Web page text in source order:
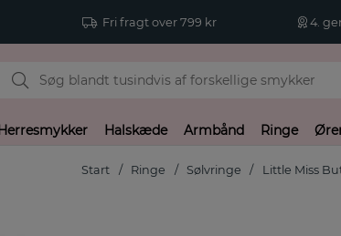
Fri fragt over 799 kr 4.
Herresmykker Halskæde Armbånd Ringe
Start Ringe Sølvringe Little Miss